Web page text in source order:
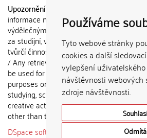
Používáme
Tyto webové stránky
cookies a další
vylepšení
návštěvnosti
zdroje návštěvnosti.
Upozornění / Notice:
informace nemohou být použity k
výdělečným účelům nebo vydávány
za studijní, vědeckou nebo jinou
tvůrčí činnost jiné osoby než autora.
/ Any retrieved information shall not
be used for any commercial
purposes or claimed as results of
studying, scientific or any other
creative activities of any person
other than the author.
DSpace software
copyright © 2002-